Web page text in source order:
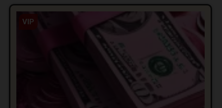
VIP